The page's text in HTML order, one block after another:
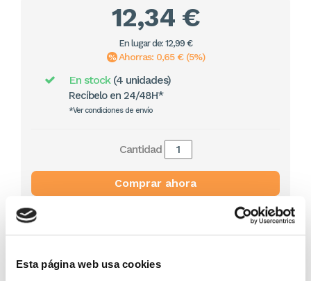
Esta página web usa cookies
12,34 €
En lugar de: 12,99 €
Ahorras: 0,65 € (5%)
En stock (4 unidades)
Recíbelo en 24/48H*
*Ver condiciones de envío
Cantidad
Comprar ahora
en pedidos de + 30€